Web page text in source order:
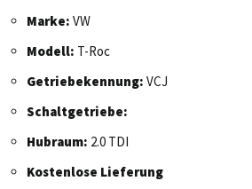
Marke: VW
Modell: T-Roc
Getriebekennung: VCJ
Schaltgetriebe:
Hubraum: 2.0 TDI
Kostenlose Lieferung